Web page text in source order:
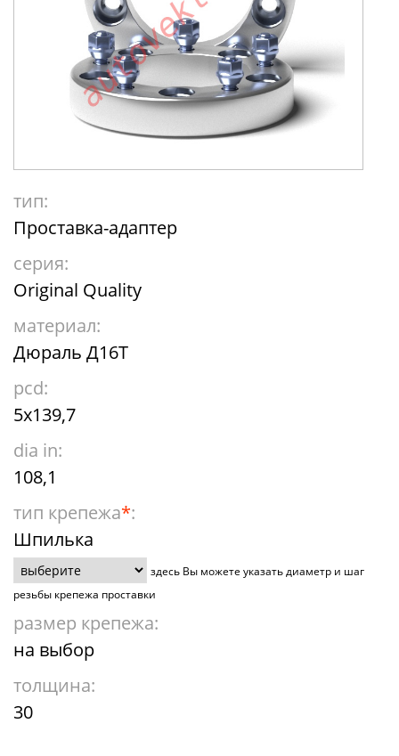
тип:
Проставка-адаптер
серия:
Original Quality
материал:
Дюраль Д16Т
pcd:
5x139,7
dia in:
108,1
тип крепежа*:
Шпилька
здесь Вы можете указать диаметр и шаг
резьбы крепежа проставки
размер крепежа:
на выбор
толщина:
30